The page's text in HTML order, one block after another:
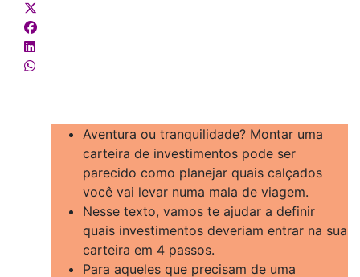
Aventura ou tranquilidade? Montar uma
carteira de investimentos pode ser
parecido como planejar quais calçados
você vai levar numa mala de viagem.
Nesse texto, vamos te ajudar a definir
quais investimentos deveriam entrar na sua
carteira em 4 passos.
Para aqueles que precisam de uma